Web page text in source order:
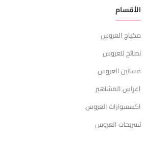
الأقسام
مكياج العروس
نصائح للعروس
فساتين العروس
اعراس المشاهير
اكسسوارات العروس
تسريحات العروس